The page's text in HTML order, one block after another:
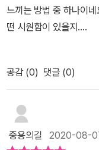
느끼는 방법 중 하나이
떤 시원함이 있을지
시원하다. 책을 읽고
이들이 그 의미를 쉽게
자신만의 단어로 새로운
책까지는 만들지 못하
요.시원함을 느끼는 상
게 시험이 다 끝난 후 시
공감 (0) 댓글 (0)
중용의길 2020-08-